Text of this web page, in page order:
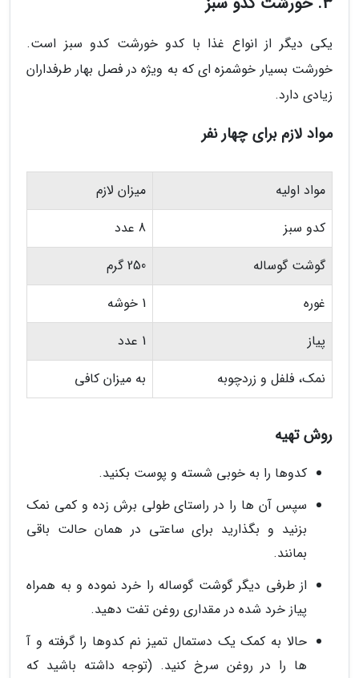
یکی دیگر از انواع غذا با کدو خورشت کدو سبز است.
خورشت بسیار خوشمزه ای که به ویژه در فصل بهار طرفداران
زیادی دارد.
مواد لازم برای چهار نفر
مواد اولیه
میزان لازم
کدو سبز
8 عدد
گوشت گوساله
250 گرم
غوره
1 خوشه
پیاز
1 عدد
نمک، فلفل و زردچوبه
به میزان کافی
روش تهیه
کدوها را به خوبی شسته و پوست بکنید.
سپس آن ها را در راستای طولی برش زده و کمی نمک
بزنید و بگذارید برای ساعتی در همان حالت باقی
بمانند.
از طرفی دیگر گوشت گوساله را خرد نموده و به همراه
پیاز خرد شده در مقداری روغن تفت دهید.
حالا به کمک یک دستمال تمیز نم کدوها را گرفته و آ
ها را در روغن سرخ کنید. (توجه داشته باشید که